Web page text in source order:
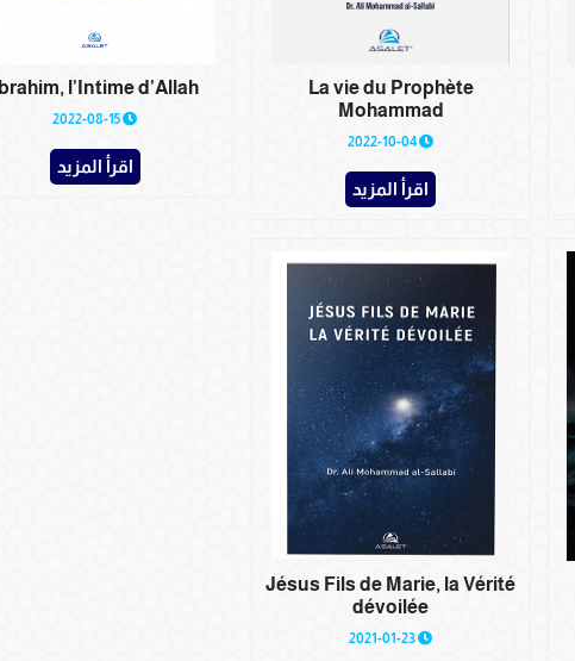
La vie du Prophète
Mohammad
2022-10-04
اقرأ المزيد
Ibrahim, l’Intime d’Allah
2022-08-15
اقرأ المزيد
Jésus Fils de Marie, la Vérité
dévoilée